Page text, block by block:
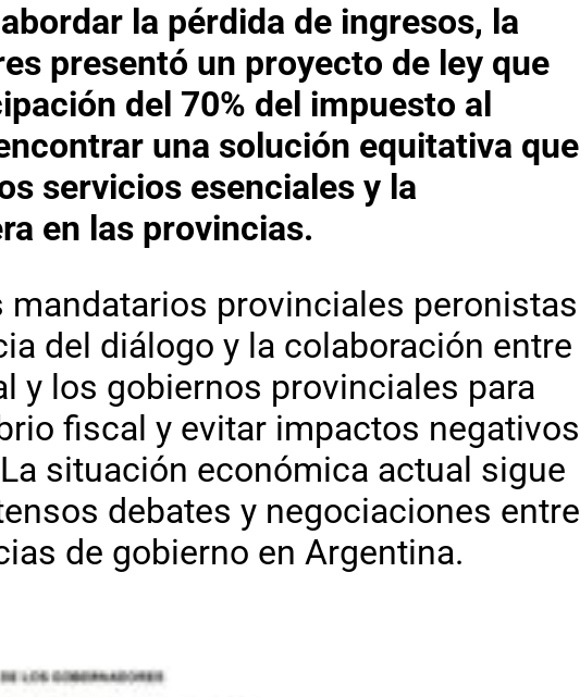
la pérdida de ingresos, la
presentó un proyecto de ley que
del 70% del impuesto al
una solución equitativa que
servicios esenciales y la
en las provincias.
mandatarios provinciales peronistas
del diálogo y la colaboración entre
y los gobiernos provinciales para
fiscal y evitar impactos negativos
situación económica actual sigue
debates y negociaciones entre
de gobierno en Argentina.